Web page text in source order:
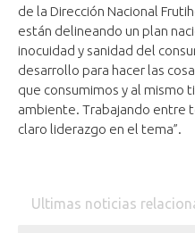
de la Dirección Nacional
están delineando un plan
inocuidad y sanidad del
desarrollo para hacer las
que consumimos y al mismo
ambiente. Trabajando entre
claro liderazgo en el tema”.
Ultimas noticias